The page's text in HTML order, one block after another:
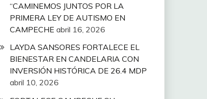
“CAMINEMOS JUNTOS POR LA
PRIMERA LEY DE AUTISMO EN
CAMPECHE abril 16, 2026
LAYDA SANSORES FORTALECE EL
BIENESTAR EN CANDELARIA CON
INVERSIÓN HISTÓRICA DE 26.4 MDP
abril 10, 2026